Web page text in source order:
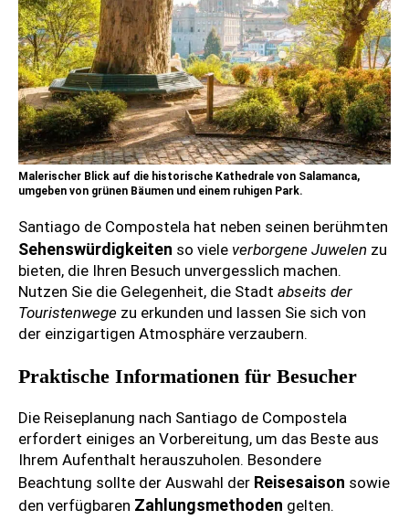
Malerischer Blick auf die historische Kathedrale von Salamanca,
umgeben von grünen Bäumen und einem ruhigen Park.
Santiago de Compostela hat neben seinen berühmten
Sehenswürdigkeiten so viele verborgene Juwelen zu
bieten, die Ihren Besuch unvergesslich machen.
Nutzen Sie die Gelegenheit, die Stadt abseits der
Touristenwege zu erkunden und lassen Sie sich von
der einzigartigen Atmosphäre verzaubern.
Praktische Informationen für Besucher
Die Reiseplanung nach Santiago de Compostela
erfordert einiges an Vorbereitung, um das Beste aus
Ihrem Aufenthalt herauszuholen. Besondere
Beachtung sollte der Auswahl der Reisesaison sowie
den verfügbaren Zahlungsmethoden gelten.